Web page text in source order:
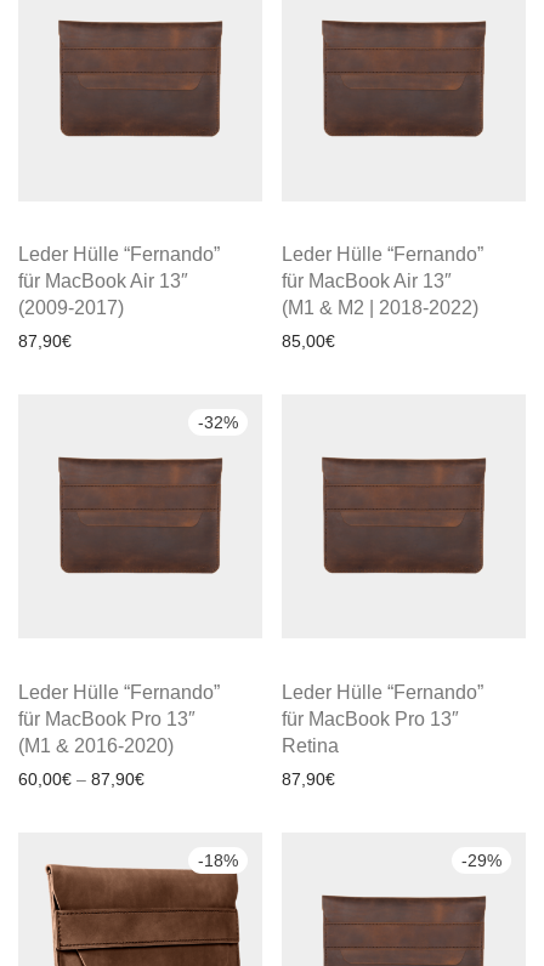
Leder Hülle “Fernando”
für MacBook Air 13″
(2009-2017)
87,90€
Leder Hülle “Fernando”
für MacBook Air 13″
(M1 & M2 | 2018-2022)
85,00€
-32%
Leder Hülle “Fernando”
für MacBook Pro 13″
(M1 & 2016-2020)
60,00€ – 87,90€
Leder Hülle “Fernando”
für MacBook Pro 13″
Retina
87,90€
-18% -29%